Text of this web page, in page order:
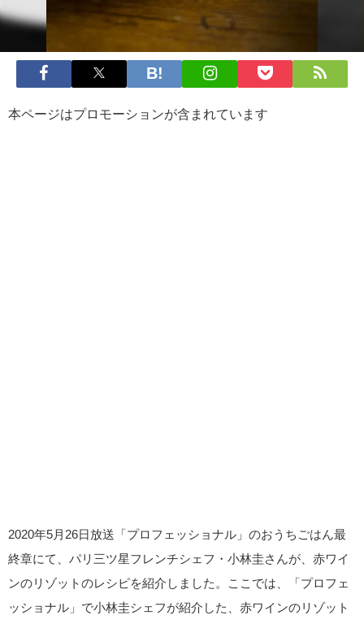
本ページはプロモーションが含まれています
2020年5月26日放送「プロフェッショナル」のおうちごはん最
終章にて、パリ三ツ星フレンチシェフ・小林圭さんが、赤ワイ
ンのリゾットのレシピを紹介しました。ここでは、「プロフェ
ッショナル」で小林圭シェフが紹介した、赤ワインのリゾット